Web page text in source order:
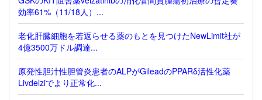
効率61%（11/18人）...
老化肝臓細胞を若返らせる薬のもとを見つけたNewLimit社が
4億3500万ドル調達...
原発性胆汁性胆管炎患者のALPがGileadのPPARδ活性化薬
Livdelziでより正常化...